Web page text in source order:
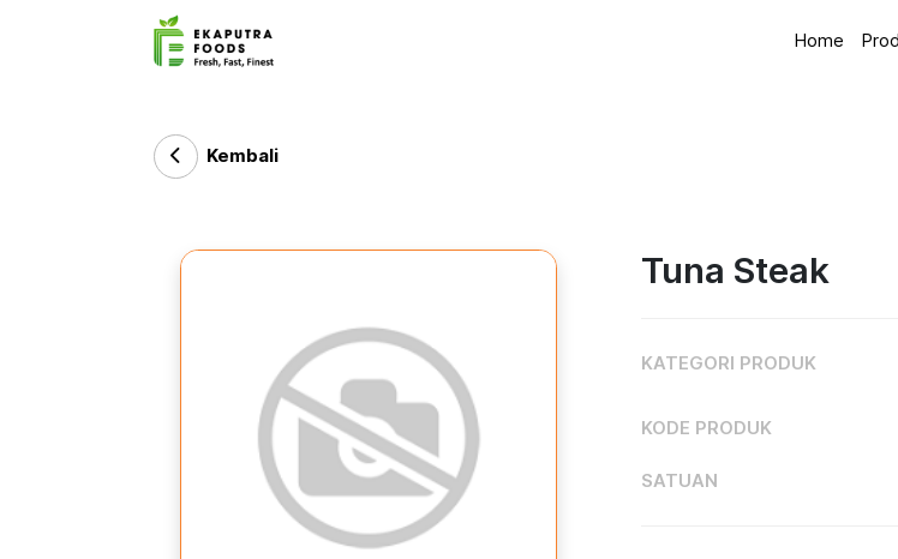
Home
Kembali
Tuna Steak
KATEGORI PRODUK
KODE PRODUK
SATUAN